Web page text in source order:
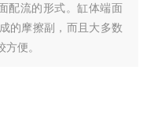
配流的形式。缸体端面
的摩擦副，而且大多数
便。